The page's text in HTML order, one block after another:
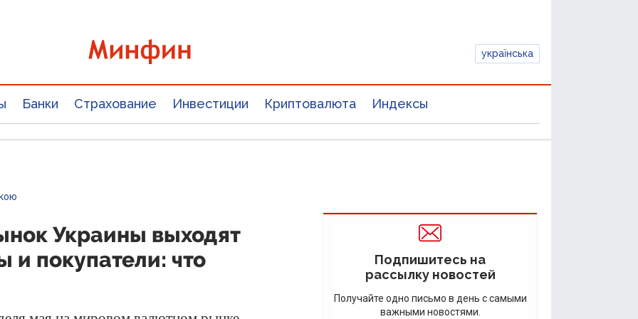
українська
Банки Страхование Инвестиции Криптовалюта Индексы
Украины выходят
и покупатели: что
Подпишитесь на
рассылку новостей
Получайте одно письмо в день с самыми
важными новостями.